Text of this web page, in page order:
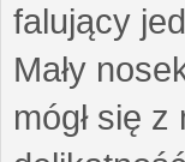
falujący
Mały
mógł się